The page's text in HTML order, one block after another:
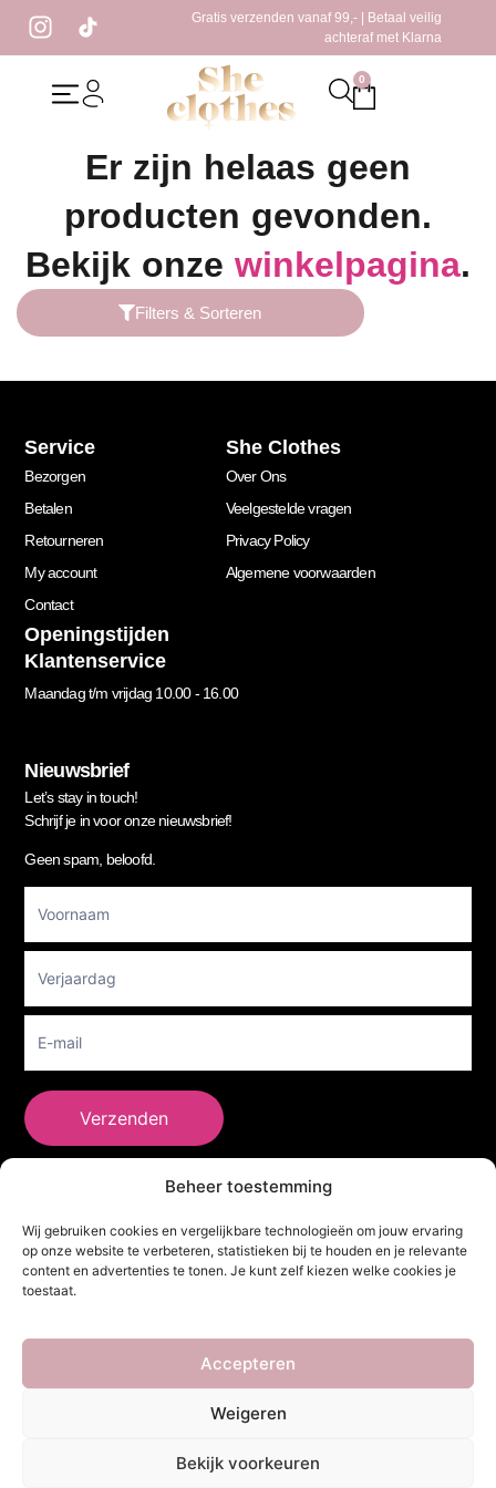
Beheer toestemming
Wij gebruiken cookies en vergelijkbare technologieën om jouw ervaring
op onze website te verbeteren, statistieken bij te houden en je relevante
content en advertenties te tonen. Je kunt zelf kiezen welke cookies je
toestaat.
Accepteren
Weigeren
Bekijk voorkeuren
Gratis verzenden vanaf 99,- | Betaal veilig
achteraf met Klarna
0
/ Producten getagged “glitter top”
Er zijn helaas geen
producten gevonden.
Bekijk onze winkelpagina.
Filters & Sorteren
Service
Bezorgen
Betalen
Retourneren
My account
Contact
She Clothes
Over Ons
Veelgestelde vragen
Privacy Policy
Algemene voorwaarden
Openingstijden
Klantenservice
Maandag t/m vrijdag 10.00 - 16.00
Nieuwsbrief
Let’s stay in touch!
Schrijf je in voor onze nieuwsbrief!
Geen spam, beloofd.
Newsletter
Verzenden
Adres
. Alle rechten voorbehouden. Powered by
Webdesigner &YHDS